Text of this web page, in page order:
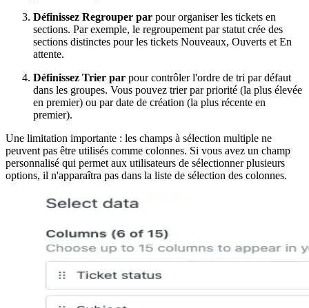
Définissez Regrouper par pour organiser les tickets en
sections. Par exemple, le regroupement par statut crée des
sections distinctes pour les tickets Nouveaux, Ouverts et En
attente.
Définissez Trier par pour contrôler l'ordre de tri par défaut
dans les groupes. Vous pouvez trier par priorité (la plus élevée
en premier) ou par date de création (la plus récente en
premier).
Une limitation importante : les champs à sélection multiple ne
peuvent pas être utilisés comme colonnes. Si vous avez un champ
personnalisé qui permet aux utilisateurs de sélectionner plusieurs
options, il n'apparaîtra pas dans la liste de sélection des colonnes.